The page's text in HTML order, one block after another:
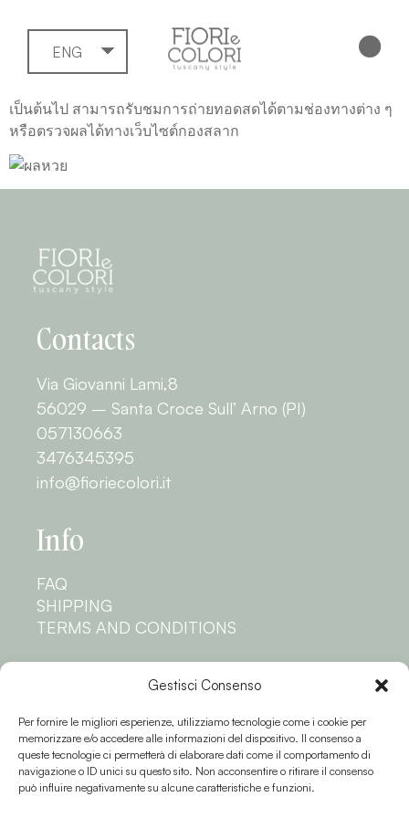
Gestisci Consenso
Per fornire le migliori esperienze, utilizziamo tecnologie come i cookie per
memorizzare e/o accedere alle informazioni del dispositivo. Il consenso a
queste tecnologie ci permetterà di elaborare dati come il comportamento di
navigazione o ID unici su questo sito. Non acconsentire o ritirare il consenso
può influire negativamente su alcune caratteristiche e funzioni.
ENG
เป็นต้นไป สามารถรับชมการถ่ายทอดสดได้ตามช่องทางต่าง ๆ
หรือตรวจผลได้ทางเว็บไซต์กองสลาก
Contacts
Via Giovanni Lami,8
56029 – Santa Croce Sull’ Arno (PI)
057130663
3476345395
info@fioriecolori.it
Info
FAQ
SHIPPING
TERMS AND CONDITIONS
PRIVACY POLICY
COOKIE POLICY
Follow us